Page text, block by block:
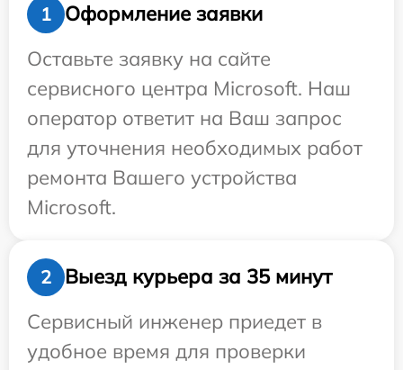
1
Оформление заявки
Оставьте заявку на сайте
сервисного центра Microsoft. Наш
оператор ответит на Ваш запрос
для уточнения необходимых работ
ремонта Вашего устройства
Microsoft.
2
Выезд курьера за 35 минут
Сервисный инженер приедет в
удобное время для проверки